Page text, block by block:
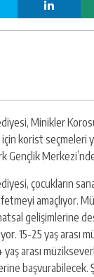
Minikler
korist seçmeleri
Merkezi’nde
çocukların
amaçlıyor.
gelişimlerine
15-25 yaş arası
arası
başvurabilecek.